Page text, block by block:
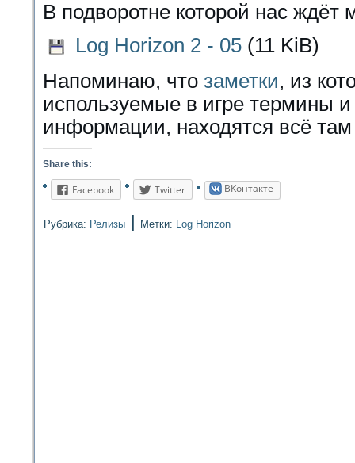
В подворотне которой нас ждёт
Log Horizon 2 - 05 (11 KiB)
Напоминаю, что заметки, из
используемые в игре термины и
информации, находятся всё
Share this:
Facebook Twitter ВКонтакте
Рубрика: Релизы | Метки: Log Horizon